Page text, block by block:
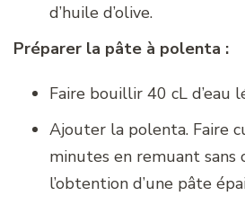
d’huile d’olive.
Préparer la pâte à polenta :
Faire bouillir 40 cL d’eau
Ajouter la polenta. Faire
minutes en remuant sans
l’obtention d’une pâte